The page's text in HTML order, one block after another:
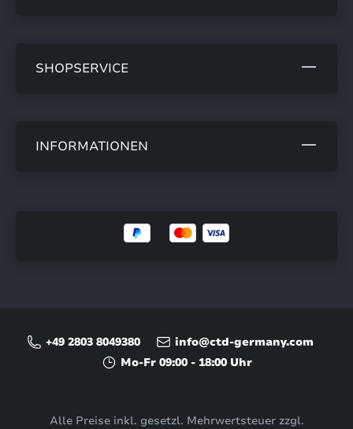
SHOPSERVICE
INFORMATIONEN
+49 2803 8049380
info@ctd-germany.com
Mo-Fr 09:00 - 18:00 Uhr
Alle Preise inkl. gesetzl. Mehrwertsteuer zzgl.